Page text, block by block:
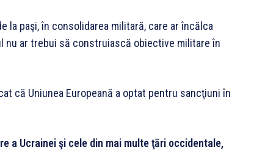
la paşi, în consolidarea militară, care ar încălca
ar trebui să construiască obiective militare în
că Uniunea Europeană a optat pentru sancţiuni în
a Ucrainei şi cele din mai multe ţări occidentale,